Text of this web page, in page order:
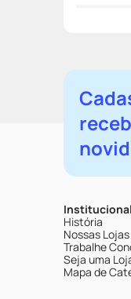
Institucional
História
Nossas Lojas
Trabalhe
Seja uma
Mapa de